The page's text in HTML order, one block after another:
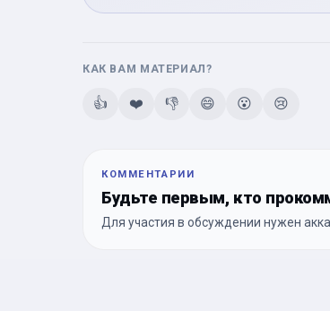
КАК ВАМ МАТЕРИАЛ?
👍 ❤️ 👎 😄 😮 😢
КОММЕНТАРИИ
Будьте первым, кто
Для участия в обсуждении нужен